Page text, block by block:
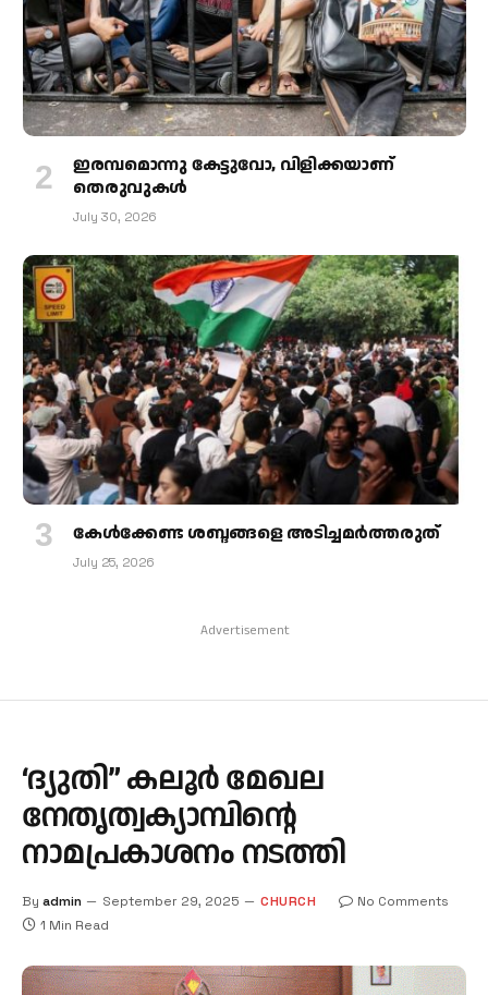
ഇരമ്പമൊന്നു കേട്ടുവോ, വിളിക്കയാണ്
തെരുവുകള്‍
July 30, 2026
കേള്‍ക്കേണ്ട ശബ്ദങ്ങളെ അടിച്ചമര്‍ത്തരുത്
July 25, 2026
Advertisement
‘ദ്യുതി” കലൂർ മേഖല
നേതൃത്വക്യാമ്പിന്റെ
നാമപ്രകാശനം നടത്തി
By admin September 29, 2025 CHURCH
No Comments
1 Min Read